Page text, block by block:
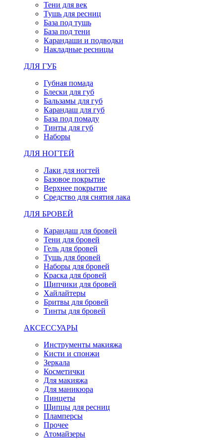
Тени для век
Тушь для ресниц
База под тушь
База под тени
Карандаши и подводки
Накладные ресницы
ДЛЯ ГУБ
Губная помада
Блески для губ
Бальзамы для губ
Карандаш для губ
База под помаду
Тинты для губ
Наборы
ДЛЯ НОГТЕЙ
Лаки для ногтей
Базовое покрытие
Верхнее покрытие
Средство для снятия лака
ДЛЯ БРОВЕЙ
Карандаш для бровей
Тени для бровей
Гель для бровей
Тушь для бровей
Наборы для бровей
Краска для бровей
Щипчики для бровей
Хайлайтеры
Бритвы для бровей
Тинты для бровей
АКСЕССУАРЫ
Инструменты макияжа
Кисти и спонжи
Зеркала
Косметички
Для макияжа
Для маникюра
Пинцеты
Щипцы для ресниц
Пламперсы
Прочее
Атомайзеры